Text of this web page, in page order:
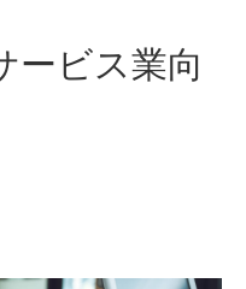
ービス業向